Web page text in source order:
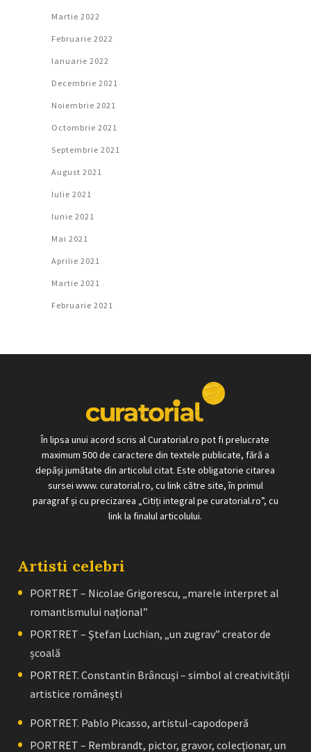
Martie 2022
Februarie 2022
Ianuarie 2022
Decembrie 2021
Noiembrie 2021
Octombrie 2021
Septembrie 2021
August 2021
Iulie 2021
Iunie 2021
Mai 2021
Aprilie 2021
Martie 2021
Februarie 2021
În lipsa unui acord scris al Curatorial.ro pot fi prelucrate
maximum 500 de caractere din textele publicate, fără a
depăși jumătate din articolul citat. Este obligatorie citarea
sursei www. curatorial.ro, cu link către site, în primul
paragraf și cu precizarea „Citiți integral pe curatorial.ro”, cu
link la finalul articolului.
Artisti celebri
PORTRET – Nicolae Grigorescu, „marele interpret al
romantismului naţional”
PORTRET – Ştefan Luchian, „un zugrav” creator de
școală
PORTRET. Constantin Brâncuşi – simbol al creativităţii
artistice româneşti
PORTRET. Pablo Picasso, artistul-capodoperă
PORTRET – Rembrandt, pictor, gravor, colecţionar, un